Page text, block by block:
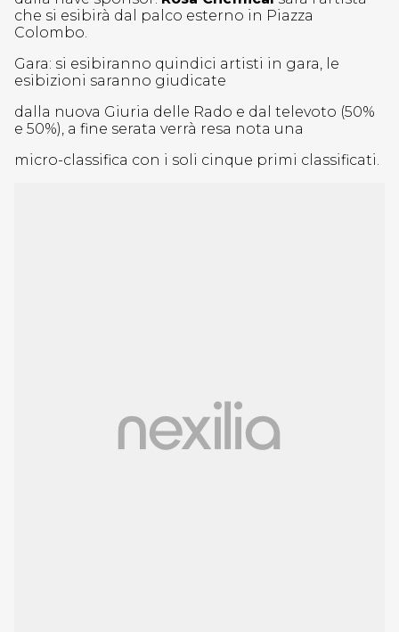
che si esibirà dal palco esterno in Piazza
Colombo.
Gara: si esibiranno quindici artisti in gara, le
esibizioni saranno giudicate
dalla nuova Giuria delle Rado e dal televoto (50%
e 50%), a fine serata verrà resa nota una
micro-classifica con i soli cinque primi classificati.